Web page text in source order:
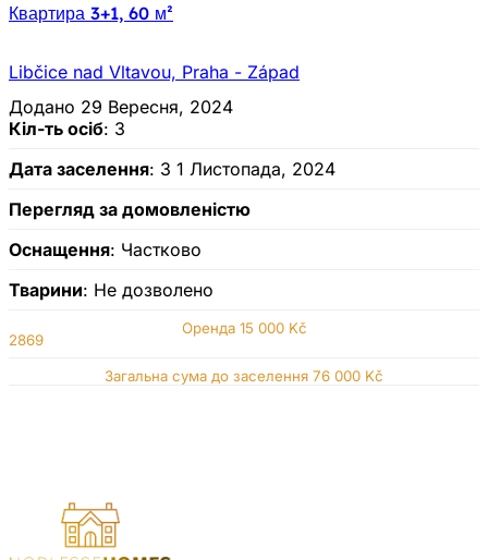
Квартира 3+1, 60 м²
Libčice nad Vltavou, Praha - Západ
Додано 29 Вересня, 2024
Кіл-ть осіб: 3
Дата заселення: З 1 Листопада, 2024
Перегляд за домовленістю
Оснащення: Частково
Тварини: Не дозволено
Оренда15 000 Kč
Загальна сума до заселення 76 000 Kč
2869